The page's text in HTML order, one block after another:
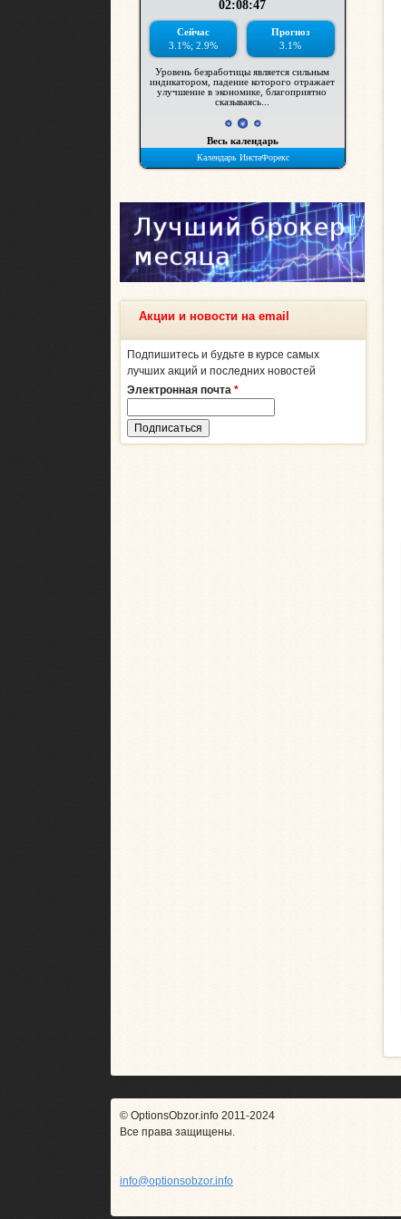
Акции и новости на email
Подпишитесь и будьте в курсе самых
лучших акций и последних новостей
Электронная почта *
© OptionsObzor.info 2011-2024
Все права защищены.
info@optionsobzor.info